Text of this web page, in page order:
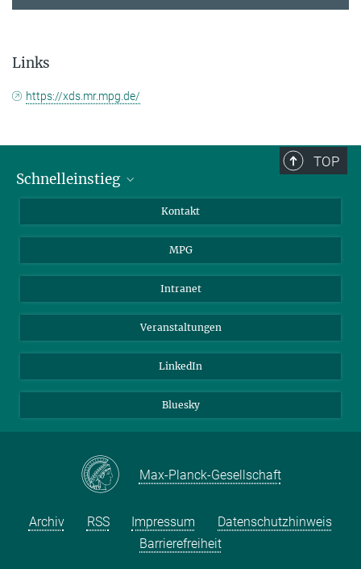
Links
https://xds.mr.mpg.de/
TOP
Schnelleinstieg
Studierende
Bewerber*innen
Kontakt
MPG
Intranet
Veranstaltungen
LinkedIn
Bluesky
Max-Planck-Gesellschaft
Archiv RSS Impressum
Datenschutzhinweis
Barrierefreiheit